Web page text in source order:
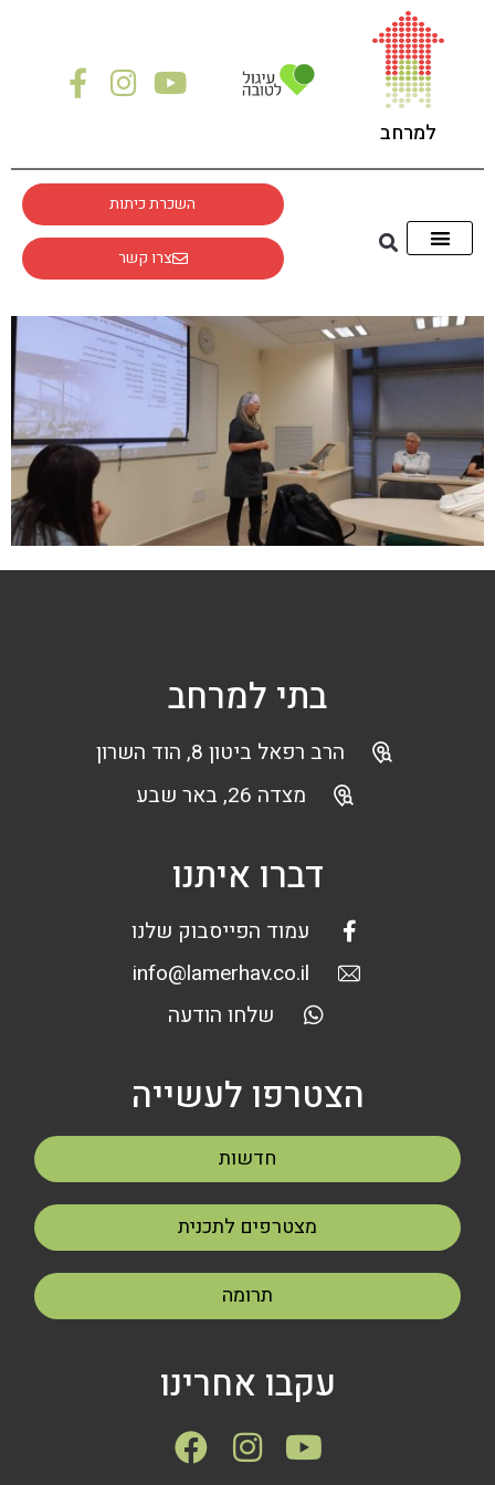
למרחב
השכרת כיתות
צרו קשר
בתי למרחב
הרב רפאל ביטון 8, הוד השרון
מצדה 26, באר שבע
דברו איתנו
עמוד הפייסבוק שלנו
info@lamerhav.co.il
שלחו הודעה
הצטרפו לעשייה
חדשות
מצטרפים לתכנית
תרומה
עקבו אחרינו